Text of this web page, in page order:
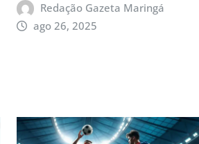
Redação Gazeta Maringá
ago 26, 2025